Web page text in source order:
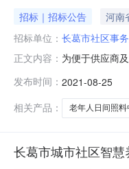
招标｜招标公告
河南
招标单位： 长葛市社区事
正文内容： 为便于供应商
区老年人日间
115.002021年
发布时间： 2021-08-25
相关产品：
老年人日间照
长葛市城市社区智